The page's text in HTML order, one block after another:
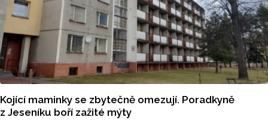
Kojící maminky se zbytečně omezují. Poradkyně
z Jeseníku boří zažité mýty